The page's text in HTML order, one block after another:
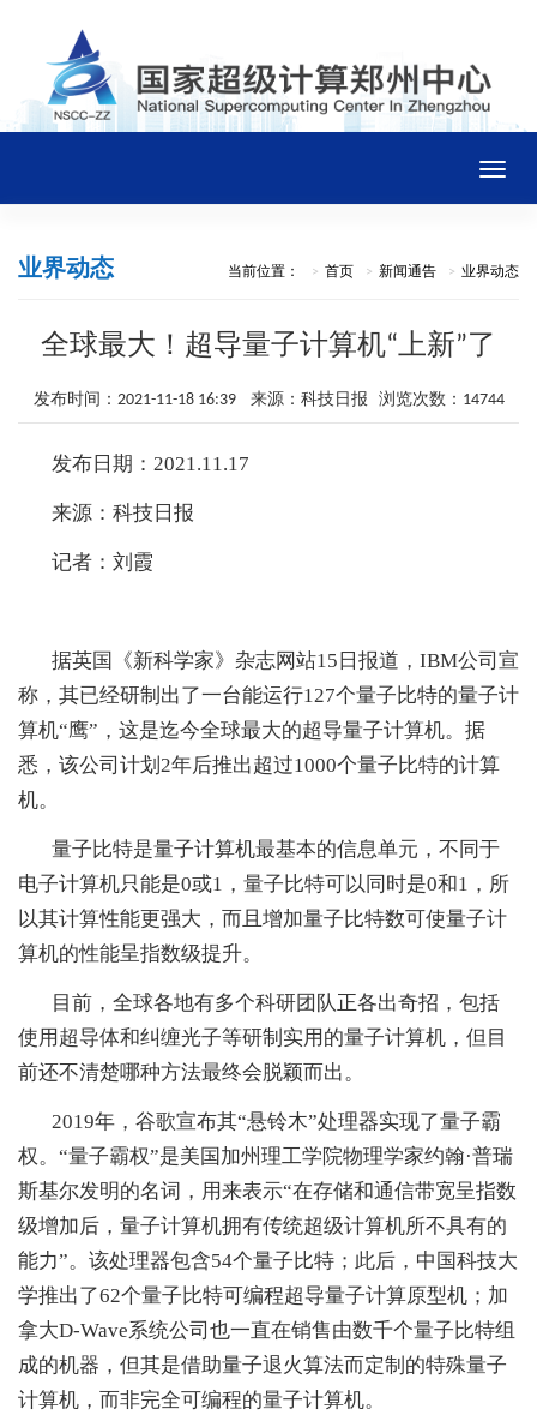
Toggle
首页
中心概况
新闻通告
平台资源
科学研究
人才引进
业界动态 当前位置： 首页 新闻通告 业界动态
全球最大！超导量子计算机“上新”了
发布时间：2021-11-18 16:39 来源：科技日报 浏览次数：14744
发布日期：2021.11.17
来源：科技日报
记者：刘霞
据英国《新科学家》杂志网站15日报道，IBM公司宣
称，其已经研制出了一台能运行127个量子比特的量子计
算机“鹰”，这是迄今全球最大的超导量子计算机。据
悉，该公司计划2年后推出超过1000个量子比特的计算
机。
量子比特是量子计算机最基本的信息单元，不同于
电子计算机只能是0或1，量子比特可以同时是0和1，所
以其计算性能更强大，而且增加量子比特数可使量子计
算机的性能呈指数级提升。
目前，全球各地有多个科研团队正各出奇招，包括
使用超导体和纠缠光子等研制实用的量子计算机，但目
前还不清楚哪种方法最终会脱颖而出。
2019年，谷歌宣布其“悬铃木”处理器实现了量子霸
权。“量子霸权”是美国加州理工学院物理学家约翰·普瑞
斯基尔发明的名词，用来表示“在存储和通信带宽呈指数
级增加后，量子计算机拥有传统超级计算机所不具有的
能力”。该处理器包含54个量子比特；此后，中国科技大
学推出了62个量子比特可编程超导量子计算原型机；加
拿大D-Wave系统公司也一直在销售由数千个量子比特组
成的机器，但其是借助量子退火算法而定制的特殊量子
计算机，而非完全可编程的量子计算机。